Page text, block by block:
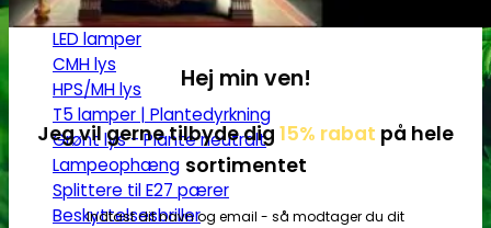
LED pære
LED lamper
CMH lys
HPS/MH lys
T5 lamper | Plantedyrkning
Grønt lys - Plante neutralt
Lampeophæng
Splittere til E27 pærer
Beskyttelsesbriller
Hej min ven!
Jeg vil gerne tilbyde dig 15% rabat på hele
sortimentet
Indtast dit navn og email - så modtager du dit